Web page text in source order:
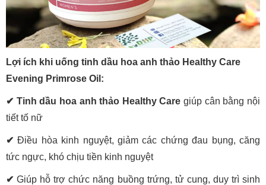
Lợi ích khi uống tinh dầu hoa anh thảo Healthy Care
Evening Primrose Oil:
✔ Tinh dầu hoa anh thảo Healthy Care giúp cân bằng nội
tiết tố nữ
✔Điều hòa kinh nguyệt, giảm các chứng đau bụng, căng
tức ngực, khó chịu tiền kinh nguyệt
✔Giúp hỗ trợ chức năng buồng trứng, tử cung, duy trì sinh